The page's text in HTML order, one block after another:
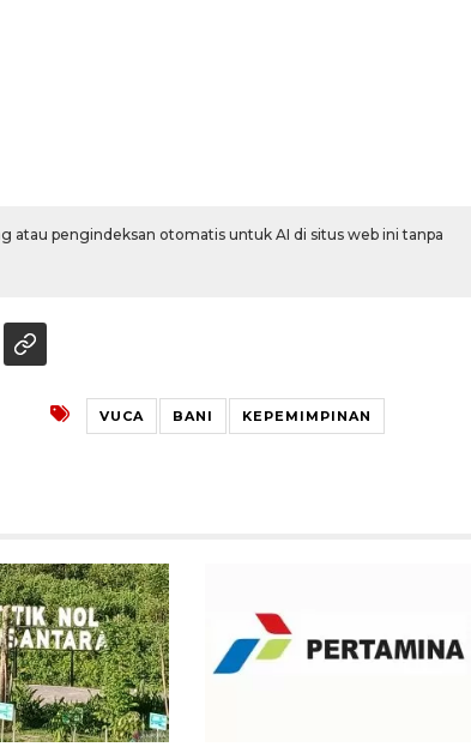
atau pengindeksan otomatis untuk AI di situs web ini tanpa
VUCA BANI KEPEMIMPINAN